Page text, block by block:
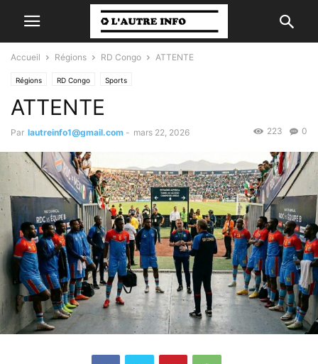
Accueil Régions RD Congo ATTENTE
Régions RD Congo Sports
ATTENTE
Par lautreinfo1@gmail.com - mars 22, 2026 0
223